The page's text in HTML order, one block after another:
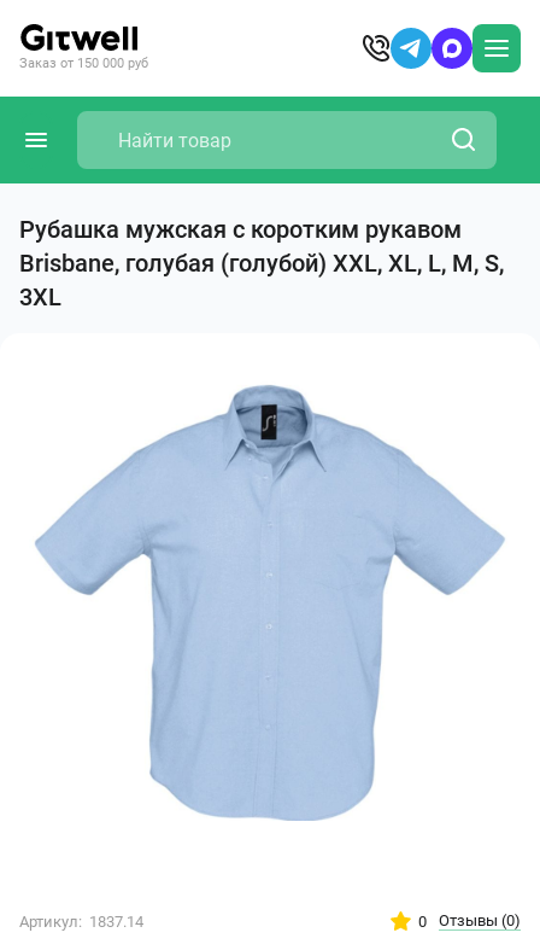
Заказ от 150 000 руб
Рубашка мужская с коротким рукавом
Brisbane, голубая (голубой) XXL, XL, L, M, S,
3XL
Артикул: 1837.14 0 Отзывы (0)